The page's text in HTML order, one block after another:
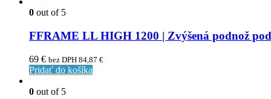
0 out of 5
FFRAME LL HIGH 1200 | Zvýšená podnož
69 € bez DPH 84,87 €
Pridať do košíka
0 out of 5